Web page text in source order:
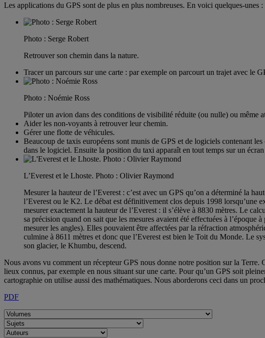
Les applications du GPS sont de plus en plus nombreuses. En voici quelques-unes :
Photo : Serge Robert
Retrouver son chemin dans la nature.
Tracer un parcours sur une carte : par exemple on parcourt un trajet avec le
Photo : Noémie Ross
Piloter un avion dans des conditions de visibilité réduite (ou nulle) ou même
Aider les non-voyants à retrouver leur chemin.
Gérer une flotte de véhicules.
Beaucoup de taxis européens sont munis de GPS et de logiciels contenant
dans le logiciel. Ensuite la position du taxi apparaît en tout temps sur un
L’Everest et le Lhoste. Photo : Olivier Raymond
Mesurer la hauteur de l’Everest : c’est avec un GPS qu’on a déterminé la
l’Everest ou le K2. Le débat est définitivement clos depuis 1998 lorsqu’une
mesurer exactement la hauteur de l’Everest : il s’élève à 8830 mètres. Le
sa précision quand on sait que les mesures avaient été effectuées à
mesurer les angles). Elles pouvaient être affectées par la réfraction
culmine à 8611 mètres et donc que l’Everest est bien le Toit du Monde. Le
son glacier, le Khumbu, descend.
Nous avons vu comment un récepteur GPS nous donne notre position sur la Terre.
lieux connus, par exemple en nous situant sur une carte. Pour qu’un GPS soit
cartographie on utilise aussi des mathématiques. Nous aborderons ceci dans un
PDF